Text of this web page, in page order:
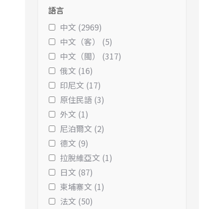
語言
中文 (2969)
中文（客） (5)
中文（閩） (317)
俄文 (16)
印尼文 (17)
原住民語 (3)
外文 (1)
尼泊爾文 (2)
德文 (9)
拉脫維亞文 (1)
日文 (87)
柬埔寨文 (1)
法文 (50)